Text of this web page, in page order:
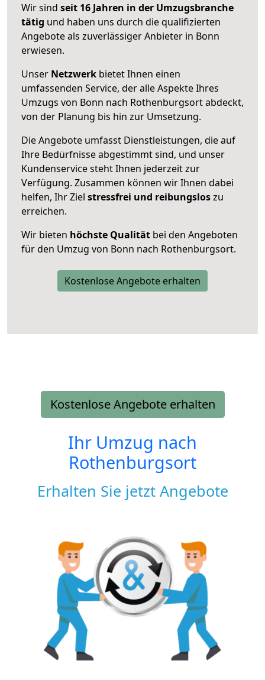
Wir sind seit 16 Jahren in der Umzugsbranche
tätig und haben uns durch die qualifizierten
Angebote als zuverlässiger Anbieter in Bonn
erwiesen.
Unser Netzwerk bietet Ihnen einen
umfassenden Service, der alle Aspekte Ihres
Umzugs von Bonn nach Rothenburgsort abdeckt,
von der Planung bis hin zur Umsetzung.
Die Angebote umfasst Dienstleistungen, die auf
Ihre Bedürfnisse abgestimmt sind, und unser
Kundenservice steht Ihnen jederzeit zur
Verfügung. Zusammen können wir Ihnen dabei
helfen, Ihr Ziel stressfrei und reibungsloszu
erreichen.
Wir bieten höchste Qualität bei den Angeboten
für den Umzug von Bonn nach Rothenburgsort.
Kostenlose Angebote erhalten
Kostenlose Angebote erhalten
Ihr Umzug nach
Rothenburgsort
Erhalten Sie jetzt Angebote